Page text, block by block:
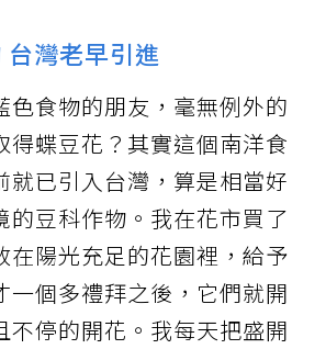
灣老早引進
色食物的朋友，毫無例外的
得蝶豆花？其實這個南洋食
就已引入台灣，算是相當好
的豆科作物。我在花市買了
在陽光充足的花園裡，給予
一個多禮拜之後，它們就開
不停的開花。我每天把盛開